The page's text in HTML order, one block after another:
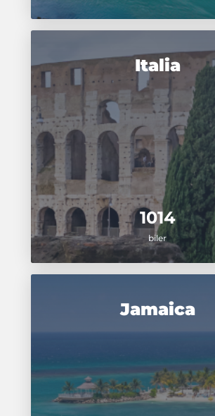
1014
biler
Italia
Jamaica